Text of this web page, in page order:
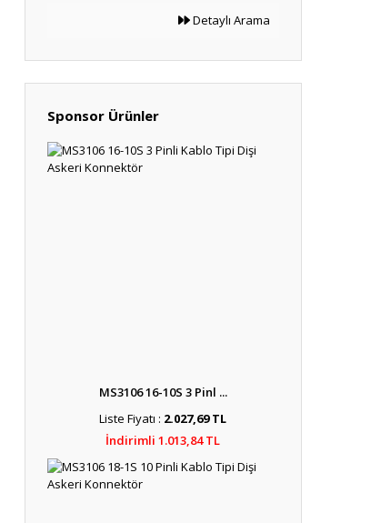
Detaylı Arama
Sponsor Ürünler
MS3106 16-10S 3 Pinl ...
Liste Fiyatı : 2.027,69 TL
İndirimli 1.013,84 TL